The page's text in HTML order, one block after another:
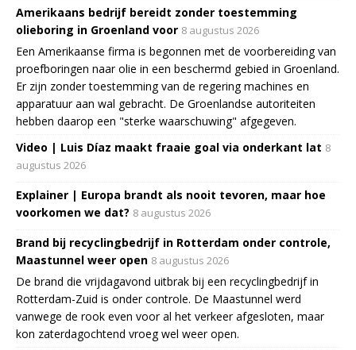
Amerikaans bedrijf bereidt zonder toestemming
olieboring in Groenland voor 8 augustus 2026
Een Amerikaanse firma is begonnen met de voorbereiding van
proefboringen naar olie in een beschermd gebied in Groenland.
Er zijn zonder toestemming van de regering machines en
apparatuur aan wal gebracht. De Groenlandse autoriteiten
hebben daarop een "sterke waarschuwing" afgegeven.
Video | Luis Díaz maakt fraaie goal via onderkant lat 8
augustus 2026
Explainer | Europa brandt als nooit tevoren, maar hoe
voorkomen we dat? 8 augustus 2026
Brand bij recyclingbedrijf in Rotterdam onder controle,
Maastunnel weer open 8 augustus 2026
De brand die vrijdagavond uitbrak bij een recyclingbedrijf in
Rotterdam-Zuid is onder controle. De Maastunnel werd
vanwege de rook even voor al het verkeer afgesloten, maar
kon zaterdagochtend vroeg wel weer open.